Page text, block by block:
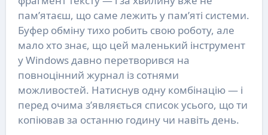
пам’ятаєш, що саме лежить у пам’яті системи.
Буфер обміну тихо робить свою роботу, але
мало хто знає, що цей маленький інструмент
у Windows давно перетворився на
повноцінний журнал із сотнями
можливостей. Натиснув одну комбінацію — і
перед очима з’являється список усього, що ти
копіював за останню годину чи навіть день.